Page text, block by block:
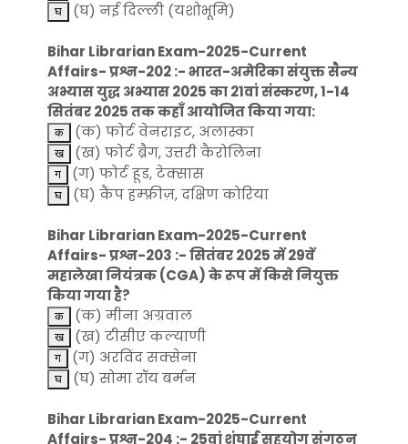
(घ) नई दिल्ली (यशोभूमि)
Bihar Librarian Exam-2025-Current
Affairs- प्रश्न-202 :- भारत-अमेरिका संयुक्त सैन्य
अभ्यास युद्ध अभ्यास 2025 का 21वां संस्करण, 1-14
सितंबर 2025 तक कहाँ आयोजित किया गया:
(क) फोर्ट वेनराइट, अलास्का
(ख) फोर्ट ब्रैग, उत्तरी कैरोलिना
(ग) फोर्ट हूड, टेक्सास
(घ) कैंप हम्फ्रीज़, दक्षिण कोरिया
Bihar Librarian Exam-2025-Current
Affairs- प्रश्न-203 :- सितंबर 2025 में 29वें
महालेखा नियंत्रक (CGA) के रूप में किसे नियुक्त
किया गया है?
(क) मीना अग्रवाल
(ख) टीसीए कल्याणी
(ग) अरविंद सक्सेना
(घ) सोमा रॉय बर्मन
Bihar Librarian Exam-2025-Current
Affairs- प्रश्न-204 :- 25वां शंघाई सहयोग संगठन